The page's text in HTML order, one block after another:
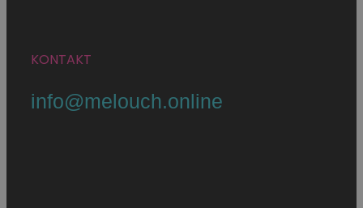
KONTAKT
info@melouch.online